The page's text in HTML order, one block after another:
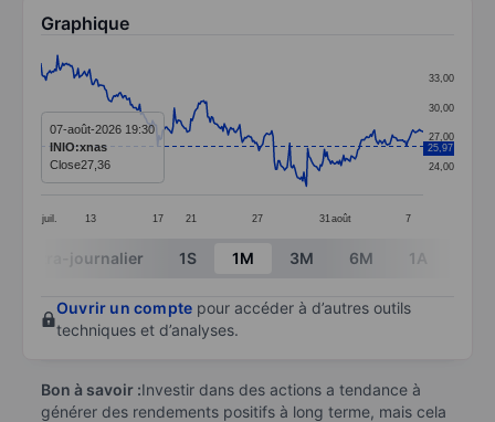
Graphique
Line chart with 299 data points.
The chart has 1 X axis displaying categories.
The chart has 1 Y axis displaying values. Data
juil. 13 17 21 27 31 août 7
24,00
27,00
30,00
33,00
25,97
07-août-2026 19:30
INIO:xnas
Close27,36
End of interactive chart.
Intra-journalier 1S 1M 3M 6M 1A
Ouvrir un compte pour accéder à d’autres outils
techniques et d’analyses.
Bon à savoir :Investir dans des actions a tendance à
générer des rendements positifs à long terme, mais cela